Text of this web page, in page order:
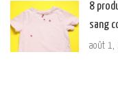
8
sang
août 1,